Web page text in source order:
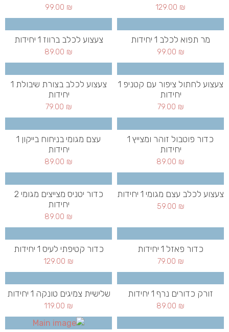
129.00 ₪
99.00 ₪
מר תפוא לכלב 1 יחידות
99.00 ₪
צעצוע לכלב ברווז 1 יחידות
89.00 ₪
צעצוע לחתול ציפור עם קטניפ 1
יחידות
79.00 ₪
צעצוע לכלב בצורת שיבולת 1
יחידות
79.00 ₪
כדור פוטבול זוהר ומצייץ 1
יחידות
89.00 ₪
עצם מגומי בניחוח בייקון 1
יחידות
89.00 ₪
צעצוע לכלב עצם מגומי 1 יחידות
59.00 ₪
כדור יטניס מצייצים מגומי 2
יחידות
89.00 ₪
כדור פאזל 1 יחידות
79.00 ₪
כדור קטיפתי לעיס 1 יחידות
129.00 ₪
זורק כדורים נרף 1 יחידות
89.00 ₪
שלישיית צמיגים טונקה 1 יחידות
119.00 ₪